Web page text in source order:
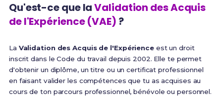
Qu'est-ce que laValidation des Acquis
de l'Expérience (VAE) ?
La Validation des Acquis de l'Expérienceest un droit
inscrit dans le Code du travail depuis 2002. Elle te permet
d'obtenir un diplôme, un titre ou un certificat professionnel
en faisant valider les compétences que tu as acquises au
cours de ton parcours professionnel, bénévole ou personnel.